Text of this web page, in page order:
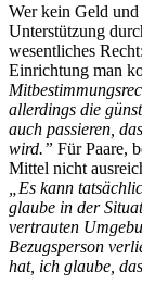
Wer kein Geld
Unterstützung
wesentliches
Einrichtung man
allerdings die
auch passieren,
wird.” Für Paare,
Mittel nicht
„Es kann
glaube in der
vertrauten
Bezugsperson
hat, ich glaube,